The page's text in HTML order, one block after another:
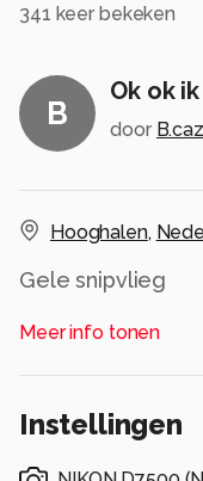
341 keer bekeken
B
Ok ok
door
Hooghalen,
Gele snipvlieg
Alle rechten voorbehouden
Meer info tonen
Instellingen